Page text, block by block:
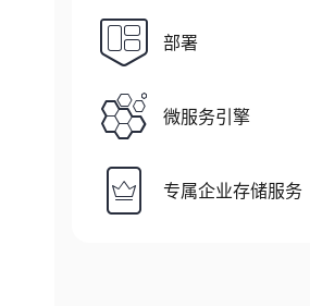
部署
微服务引擎
专属企业存储服务